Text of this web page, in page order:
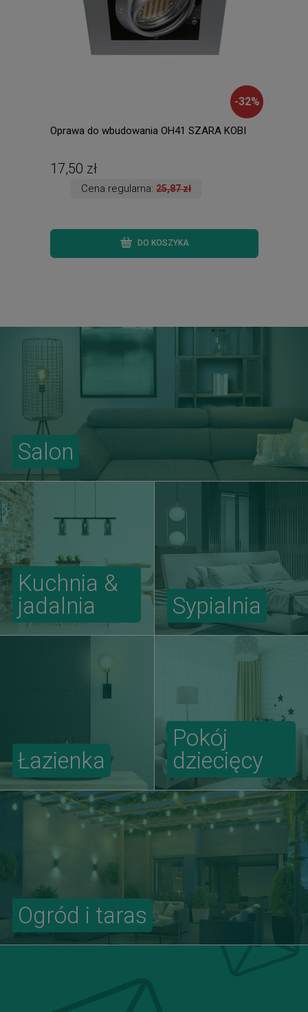
-32%
Oprawa do wbudowania OH41 SZARA KOBI
17,50 zł
Cena regularna:25,87 zł
DO KOSZYKA
Salon
Kuchnia &
jadalnia
Sypialnia
Ogród i taras
Łazienka
Pokój
dziecięcy